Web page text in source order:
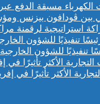
مسبقة الدفع عبر
لرقمنة
تنفيذيًا للشؤون